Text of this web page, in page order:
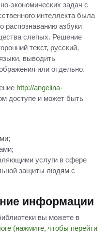
экономических задач с
интеллекта была
распознаванию азбуки
слепых. Решение
текст, русский,
выводить
или отдельно.
http://angelina-
доступе и может быть
услуги в сфере
защиты людям с
информации
вы можете в
(нажмите, чтобы перейти